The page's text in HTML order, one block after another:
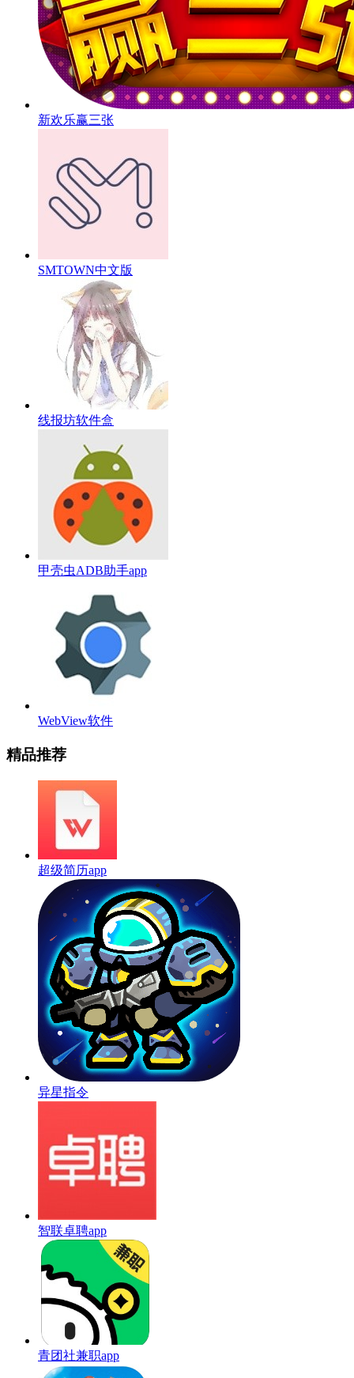
新欢乐赢三张
SMTOWN中文版
线报坊软件盒
甲壳虫ADB助手app
WebView软件
精品推荐
超级简历app
异星指令
智联卓聘app
青团社兼职app